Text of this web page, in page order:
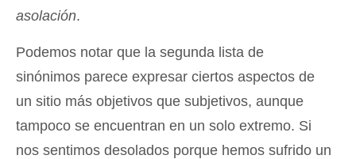
asolación.
Podemos notar que la segunda lista de
sinónimos parece expresar ciertos aspectos de
un sitio más objetivos que subjetivos, aunque
tampoco se encuentran en un solo extremo. Si
nos sentimos desolados porque hemos sufrido un